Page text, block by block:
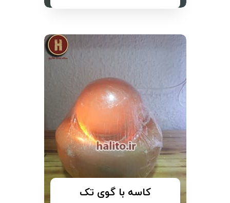
کاسه با گوی تک